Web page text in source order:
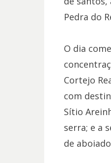
Pedra do
O dia
Cortejo
com
Sítio
serra; e a
de